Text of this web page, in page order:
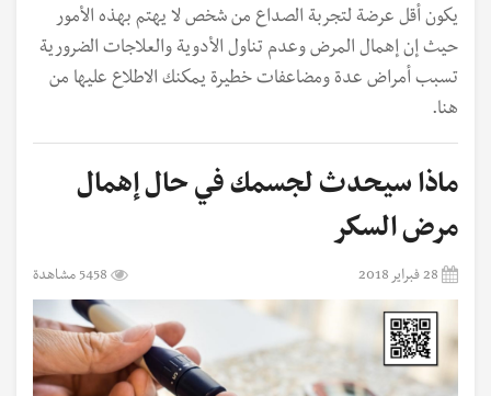
يكون أقل عرضة لتجربة الصداع من شخص لا يهتم بهذه الأمور
حيث إن إهمال المرض وعدم تناول الأدوية والعلاجات الضرورية
تسبب أمراض عدة ومضاعفات خطيرة يمكنك الاطلاع عليها من
هنا.
ماذا سيحدث لجسمك في حال إهمال
مرض السكر
28 فبراير 2018 5458 مشاهدة